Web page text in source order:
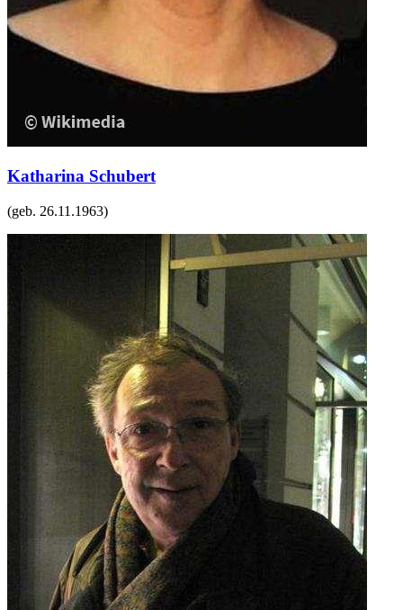
Katharina Schubert
(geb. 26.11.1963)